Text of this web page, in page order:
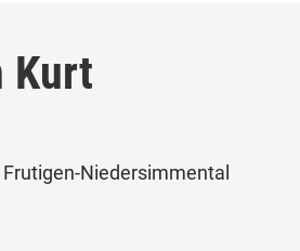
Kurt
Niedersimmental